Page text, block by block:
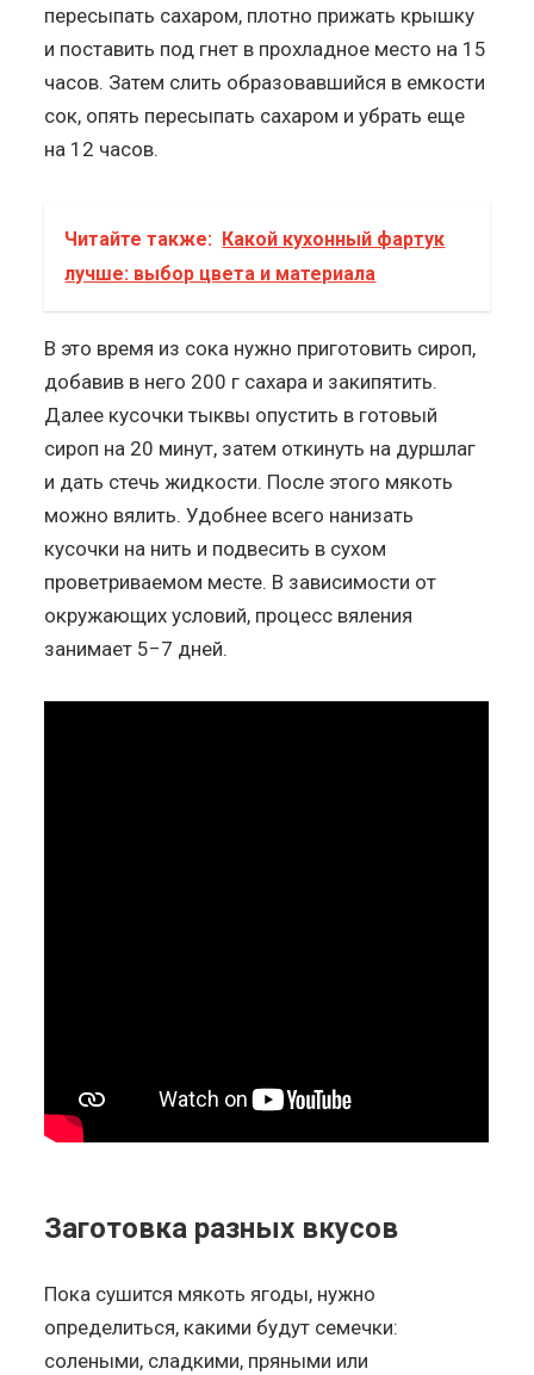
пересыпать сахаром, плотно прижать крышку
и поставить под гнет в прохладное место на 15
часов. Затем слить образовавшийся в емкости
сок, опять пересыпать сахаром и убрать еще
на 12 часов.
Читайте также: Какой кухонный фартук
лучше: выбор цвета и материала
В это время из сока нужно приготовить сироп,
добавив в него 200 г сахара и закипятить.
Далее кусочки тыквы опустить в готовый
сироп на 20 минут, затем откинуть на дуршлаг
и дать стечь жидкости. После этого мякоть
можно вялить. Удобнее всего нанизать
кусочки на нить и подвесить в сухом
проветриваемом месте. В зависимости от
окружающих условий, процесс вяления
занимает 5−7 дней.
Заготовка разных вкусов
Пока сушится мякоть ягоды, нужно
определиться, какими будут семечки:
солеными, сладкими, пряными или